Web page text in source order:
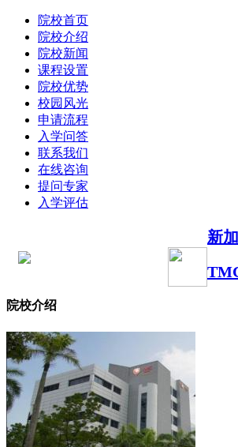
院校首页
院校介绍
院校新闻
课程设置
院校优势
校园风光
申请流程
入学问答
联系我们
在线咨询
提问专家
入学评估
新
院校介绍